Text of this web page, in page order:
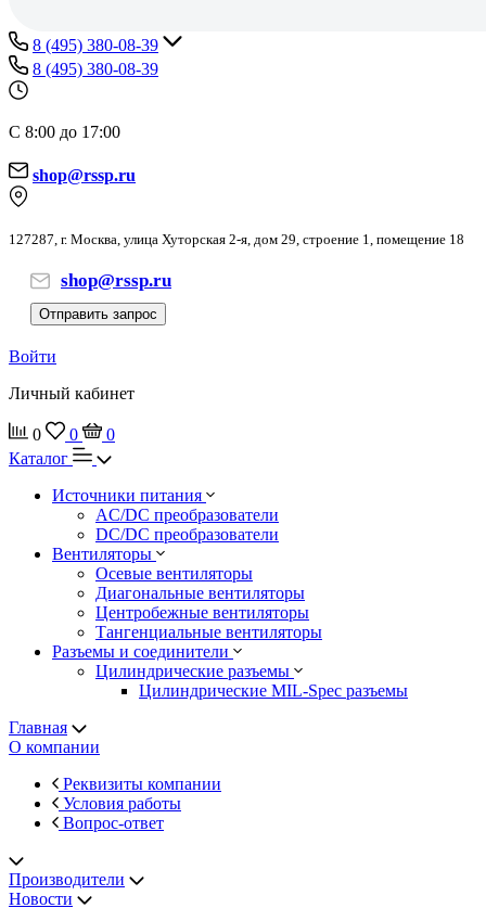
8 (495) 380-08-39
8 (495) 380-08-39
С 8:00 до 17:00
shop@rssp.ru
127287, г. Москва, улица Хуторская 2-я, дом 29, строение 1, помещение 18
shop@rssp.ru
Отправить запрос
Войти
Личный кабинет
0 0
0
Каталог
Источники питания
AC/DC преобразователи
DC/DC преобразователи
Вентиляторы
Осевые вентиляторы
Диагональные вентиляторы
Центробежные вентиляторы
Тангенциальные вентиляторы
Разъемы и соединители
Цилиндрические разъемы
Цилиндрические MIL-Spec разъемы
Главная
О компании
Реквизиты компании
Условия работы
Вопрос-ответ
Производители
Новости